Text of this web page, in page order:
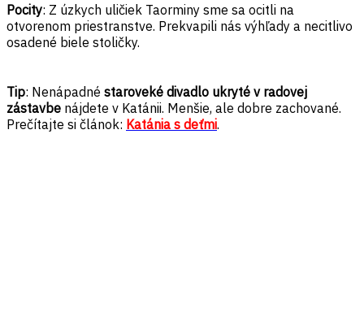
Pocity: Z úzkych uličiek Taorminy sme sa ocitli na
otvorenom priestranstve. Prekvapili nás výhľady a necitlivo
osadené biele stoličky.
Tip: Nenápadné staroveké divadlo ukryté v radovej
zástavbe nájdete v Katánii. Menšie, ale dobre zachované.
Prečítajte si článok: Katánia s deťmi.